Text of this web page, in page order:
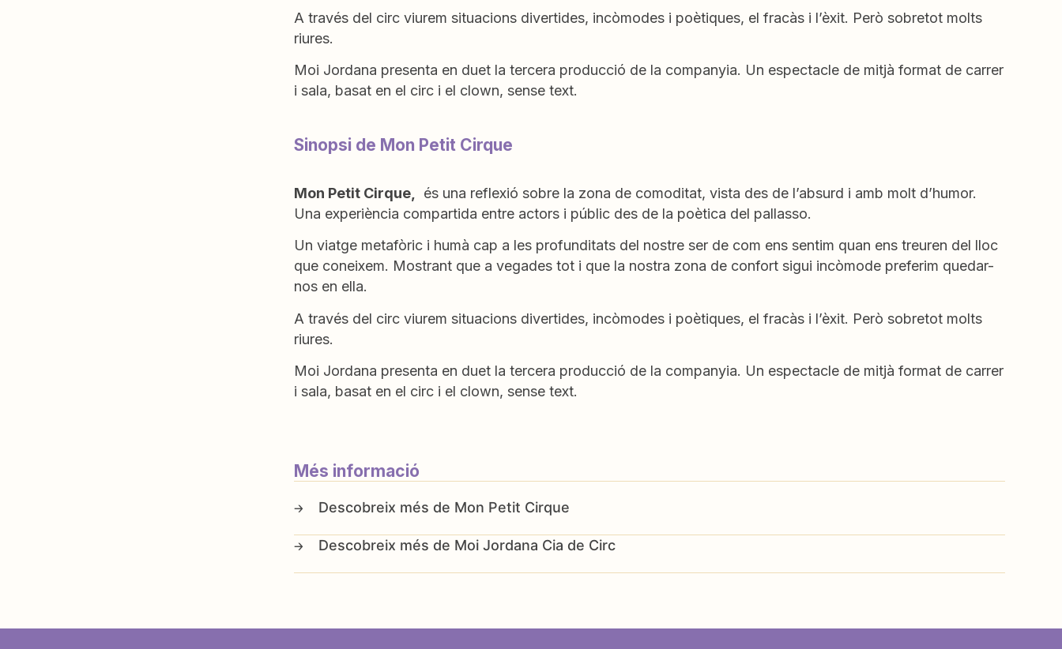
A través del circ viurem situacions divertides, incòmodes i poètiques, el fracàs i l’èxit. Però sobretot molts
riures.
Moi Jordana presenta en duet la tercera producció de la companyia. Un espectacle de mitjà format de carrer
i sala, basat en el circ i el clown, sense text.
Sinopsi de Mon Petit Cirque
Mon Petit Cirque,
és una reflexió sobre la zona de comoditat, vista des de l’absurd i amb molt d’humor.
Una experiència compartida entre actors i públic des de la poètica del pallasso.
Un viatge metafòric i humà cap a les profunditats del nostre ser de com ens sentim quan ens treuren del lloc
que coneixem. Mostrant que a vegades tot i que la nostra zona de confort sigui incòmode preferim quedar-
nos en ella.
A través del circ viurem situacions divertides, incòmodes i poètiques, el fracàs i l’èxit. Però sobretot molts
riures.
Moi Jordana presenta en duet la tercera producció de la companyia. Un espectacle de mitjà format de carrer
i sala, basat en el circ i el clown, sense text.
Més informació
Mon Petit Cirque
Moi Jordana Cia de Circ